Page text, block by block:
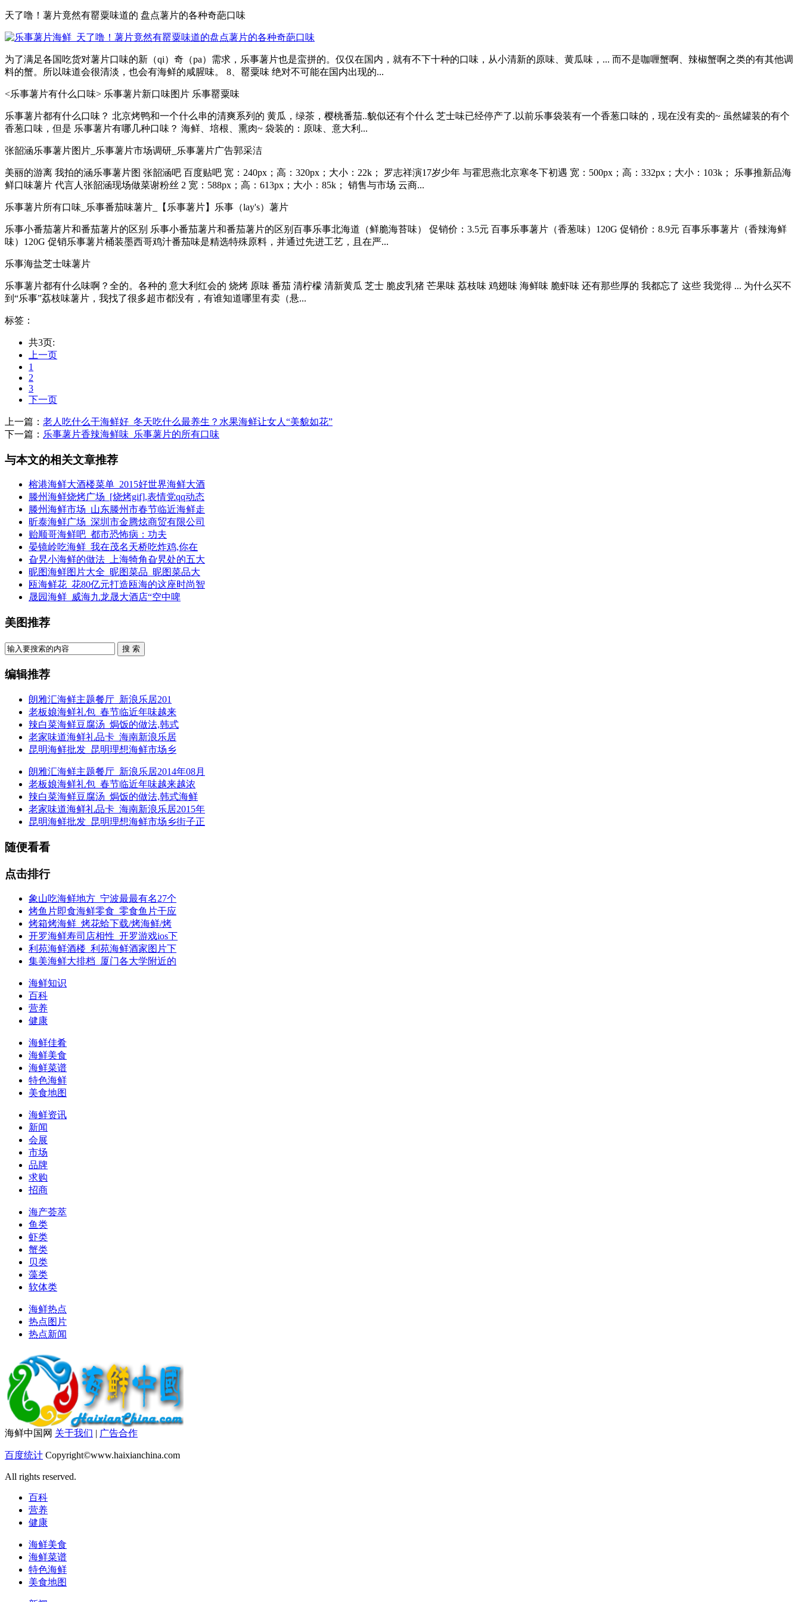
天了噜！薯片竟然有罂粟味道的 盘点薯片的各种奇葩口味
为了满足各国吃货对薯片口味的新（qi）奇（pa）需求，乐事薯片也是蛮拼的。仅仅在国内，就有不下十种的口味，从小清新的原味、黄瓜味，... 而不是咖喱蟹啊、辣椒蟹啊之类的有其他调
料的蟹。所以味道会很清淡，也会有海鲜的咸腥味。 8、罂粟味 绝对不可能在国内出现的...
<乐事薯片有什么口味> 乐事薯片新口味图片 乐事罂粟味
乐事薯片都有什么口味？ 北京烤鸭和一个什么串的清爽系列的 黄瓜，绿茶，樱桃番茄..貌似还有个什么 芝士味已经停产了.以前乐事袋装有一个香葱口味的，现在没有卖的~ 虽然罐装的有个
香葱口味，但是 乐事薯片有哪几种口味？ 海鲜、培根、熏肉~ 袋装的：原味、意大利...
张韶涵乐事薯片图片_乐事薯片市场调研_乐事薯片广告郭采洁
美丽的游离 我拍的涵乐事薯片图 张韶涵吧 百度贴吧 宽：240px；高：320px；大小：22k； 罗志祥演17岁少年 与霍思燕北京寒冬下初遇 宽：500px；高：332px；大小：103k； 乐事推新品海
鲜口味薯片 代言人张韶涵现场做菜谢粉丝 2 宽：588px；高：613px；大小：85k； 销售与市场 云商...
乐事薯片所有口味_乐事番茄味薯片_【乐事薯片】乐事（lay's）薯片
乐事小番茄薯片和番茄薯片的区别 乐事小番茄薯片和番茄薯片的区别百事乐事北海道（鲜脆海苔味） 促销价：3.5元 百事乐事薯片（香葱味）120G 促销价：8.9元 百事乐事薯片（香辣海鲜
味）120G 促销乐事薯片桶装墨西哥鸡汁番茄味是精选特殊原料，并通过先进工艺，且在严...
乐事海盐芝士味薯片
乐事薯片都有什么味啊？全的。各种的 意大利红会的 烧烤 原味 番茄 清柠檬 清新黄瓜 芝士 脆皮乳猪 芒果味 荔枝味 鸡翅味 海鲜味 脆虾味 还有那些厚的 我都忘了 这些 我觉得 ... 为什么买不
到“乐事”荔枝味薯片，我找了很多超市都没有，有谁知道哪里有卖（悬...
标签：
共3页:
上一页
1
2
3
下一页
上一篇： 老人吃什么干海鲜好_冬天吃什么最养生？水果海鲜让女人“美貌如花”
下一篇： 乐事薯片香辣海鲜味_乐事薯片的所有口味
与本文的相关文章推荐
榕港海鲜大酒楼菜单_2015好世界海鲜大酒
滕州海鲜烧烤广场_[烧烤gif],表情党qq动态
滕州海鲜市场_山东滕州市春节临近海鲜走
昕泰海鲜广场_深圳市金腾炫商贸有限公司
贻顺哥海鲜吧_都市恐怖病：功夫
晏镜岭吃海鲜_我在茂名天桥吃炸鸡,你在
旮旯小海鲜的做法_上海犄角旮旯处的五大
昵图海鲜图片大全_昵图菜品_昵图菜品大
瓯海鲜花_花80亿元打造瓯海的这座时尚智
晟园海鲜_威海九龙晟大酒店“空中啤
美图推荐
搜 索
编辑推荐
朗雅汇海鲜主题餐厅_新浪乐居201
老板娘海鲜礼包_春节临近年味越来
辣白菜海鲜豆腐汤_焗饭的做法,韩式
老家味道海鲜礼品卡_海南新浪乐居
昆明海鲜批发_昆明理想海鲜市场乡
朗雅汇海鲜主题餐厅_新浪乐居2014年08月
老板娘海鲜礼包_春节临近年味越来越浓
辣白菜海鲜豆腐汤_焗饭的做法,韩式海鲜
老家味道海鲜礼品卡_海南新浪乐居2015年
昆明海鲜批发_昆明理想海鲜市场乡街子正
随便看看
点击排行
象山吃海鲜地方_宁波最最有名27个
烤鱼片即食海鲜零食_零食鱼片干应
烤箱烤海鲜_烤花蛤下载/烤海鲜/烤
开罗海鲜寿司店相性_开罗游戏ios下
利苑海鲜酒楼_利苑海鲜酒家图片下
集美海鲜大排档_厦门各大学附近的
海鲜知识
百科
营养
健康
海鲜佳肴
海鲜美食
海鲜菜谱
特色海鲜
美食地图
海鲜资讯
新闻
会展
市场
品牌
求购
招商
海产荟萃
鱼类
虾类
蟹类
贝类
藻类
软体类
海鲜热点
热点图片
热点新闻
海鲜中国网 关于我们 | 广告合作
百度统计 Copyright©www.haixianchina.com
All rights reserved.
百科
营养
健康
海鲜美食
海鲜菜谱
特色海鲜
美食地图